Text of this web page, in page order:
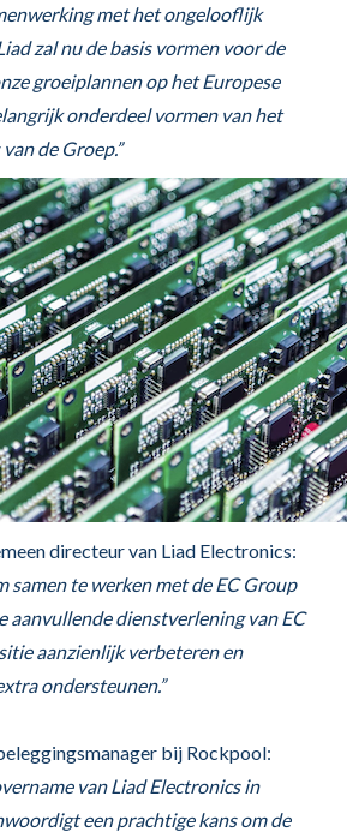
met het ongelooflijk
zal nu de basis vormen voor de
groeiplannen op het Europese
onderdeel vormen van het
de Groep.”
directeur van Liad Electronics:
samen te werken met de EC Group
aanvullende dienstverlening van EC
aanzienlijk verbeteren en
ondersteunen.”
bij Rockpool:
van Liad Electronics in
een prachtige kans om de